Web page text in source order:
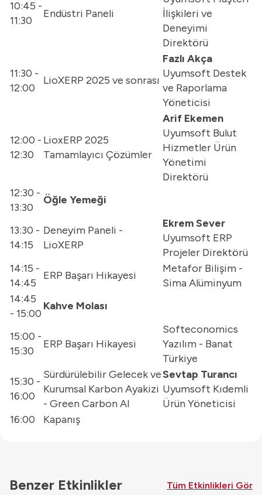
10:45 -
11:30
Endüstri Paneli
İlişkileri ve
Deneyimi
Direktörü
11:30 -
12:00
LioXERP 2025 ve sonrası
Fazlı Akça
Uyumsoft Destek
ve Raporlama
Yöneticisi
12:00 -
12:30
LioxERP 2025
Tamamlayıcı Çözümler
Arif Ekemen
Uyumsoft Bulut
Hizmetler Ürün
Yönetimi
Direktörü
12:30 -
13:30
Öğle Yemeği
13:30 -
14:15
Deneyim Paneli -
LioXERP
Ekrem Sever
Uyumsoft ERP
Projeler Direktörü
14:15 -
14:45
ERP Başarı Hikayesi
Metafor Bilişim -
Sima Alüminyum
14:45
- 15:00
Kahve Molası
15:00 -
15:30
ERP Başarı Hikayesi
Softeconomics
Yazılım - Banat
Türkiye
15:30 -
16:00
Sürdürülebilir Gelecek ve
Kurumsal Karbon Ayakizi
- Green Carbon AI
Sevtap Turancı
Uyumsoft Kıdemli
Ürün Yöneticisi
16:00
Kapanış
Benzer Etkinlikler Tüm Etkinlikleri Gör